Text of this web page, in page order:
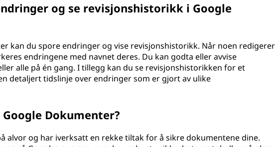
og se revisjonshistorikk i Google
kan du spore endringer og vise revisjonshistorikk. Når noen redigerer
endringene med navnet deres. Du kan godta eller avvise
alle på én gang. I tillegg kan du se revisjonshistorikken for et
detaljert tidslinje over endringer som er gjort av ulike
Dokumenter?
alvor og har iverksatt en rekke tiltak for å sikre dokumentene dine.